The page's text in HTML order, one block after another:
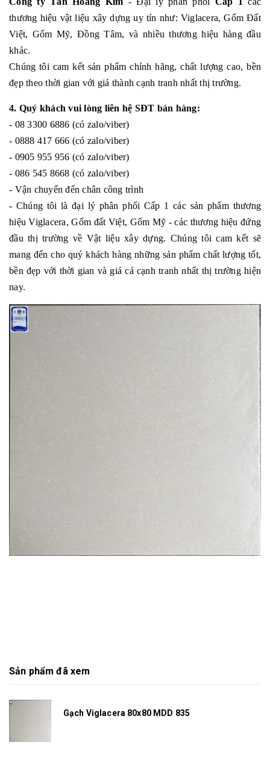
thương hiệu vật liệu xây dựng uy tín như: Viglacera, Gốm Đất
Việt, Gốm Mỹ, Đồng Tâm, và nhiều thương hiệu hàng đầu
khác.
Chúng tôi cam kết sản phẩm chính hãng, chất lượng cao, bền
đẹp theo thời gian với giá thành cạnh tranh nhất thị trường.
4. Quý khách vui lòng liên hệ SĐT bán hàng:
- 08 3300 6886 (có zalo/viber)
- 0888 417 666 (có zalo/viber)
- 0905 955 956 (có zalo/viber)
- 086 545 8668 (có zalo/viber)
- Vận chuyển đến chân công trình
- Chúng tôi là đại lý phân phối Cấp 1 các sản phẩm thương
hiệu Viglacera, Gốm đất Việt, Gốm Mỹ - các thương hiệu đứng
đầu thị trường về Vật liệu xây dựng. Chúng tôi cam kết sẽ
mang đến cho quý khách hàng những sản phẩm chất lượng tốt,
bền đẹp với thời gian và giá cả cạnh tranh nhất thị trường hiện
nay.
Sản phẩm đã xem
Gạch Viglacera 80x80 MDD 835